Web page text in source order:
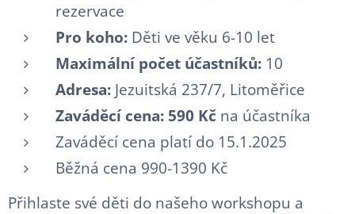
rezervace
Pro koho: Děti ve věku 6-10 let
Maximální počet účastníků: 10
Adresa: Jezuitská 237/7, Litoměřice
Zaváděcí cena: 590 Kč na účastníka
Zaváděcí cena platí do 15.1.2025
Běžná cena 990-1390 Kč
Přihlaste své děti do našeho workshopu a